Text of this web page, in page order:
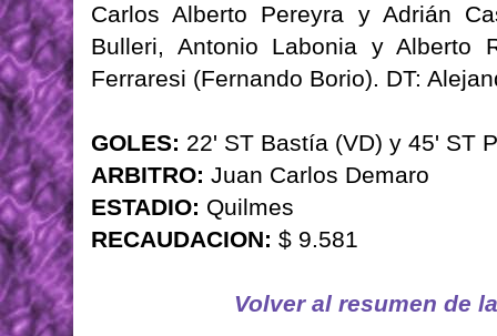
Carlos Alberto Pereyra y Adrián
Bulleri, Antonio Labonia y Alberto
Ferraresi (Fernando Borio). DT:
GOLES: 22' ST Bastía (VD) y 45' ST
ARBITRO: Juan Carlos Demaro
ESTADIO: Quilmes
RECAUDACION: $ 9.581
Volver al resumen de